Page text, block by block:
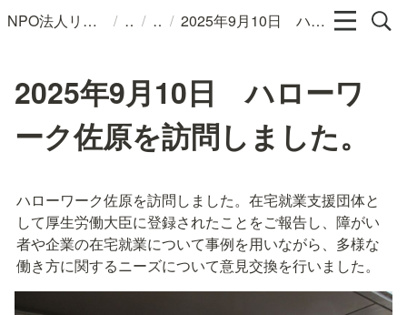
NPO法人リンパカフェ / / / 2025年9月10日 ハローワーク佐原を訪問しました。
2025年9月10日 ハローワ
ーク佐原を訪問しました。
ハローワーク佐原を訪問しました。在宅就業支援団体と
して厚生労働大臣に登録されたことをご報告し、障がい
者や企業の在宅就業について事例を用いながら、多様な
働き方に関するニーズについて意見交換を行いました。